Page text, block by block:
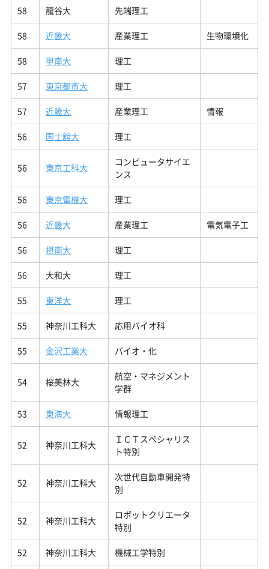
58 龍谷大 先端理工
58 近畿大 産業理工 生物環境化
58 甲南大 理工
57 東京都市大 理工
57 近畿大 産業理工 情報
56 国士舘大 理工
56 東京工科大
コンピュータサイエ
ンス
56 東京電機大 理工
56 近畿大 産業理工 電気電子工
56 摂南大 理工
56 大和大 理工
55 東洋大 理工
55 神奈川工科大 応用バイオ科
55 金沢工業大 バイオ・化
54 桜美林大
航空・マネジメント
学群
53 東海大 情報理工
52 神奈川工科大
ＩＣＴスペシャリス
ト特別
52 神奈川工科大
次世代自動車開発特
別
52 神奈川工科大
ロボットクリエータ
特別
52 神奈川工科大 機械工学特別